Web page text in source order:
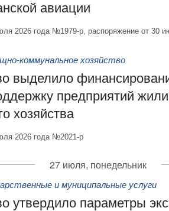
авиации
2026 года №1979-р, распоряжение от 30
коммунальное хозяйство
выделило
предприятий
хозяйства
2026 года №2021-р
27 июля, понедельник
и муниципальные услуги
утвердило параметры